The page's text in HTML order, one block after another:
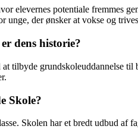
elevernes potentiale
unge, der ønsker at vokse og
dens historie?
tilbyde grundskoleuddannelse
Skole?
Skolen har et bredt udbud af